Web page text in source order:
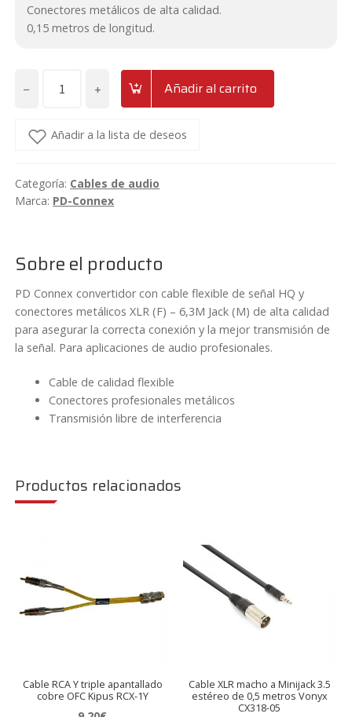
Conectores metálicos de alta calidad.
0,15 metros de longitud.
−
Hembra
6.3
metros
PD-
Connex
CX135
cantidad
+ Añadir al carrito
Añadir a la lista de deseos
Categoría: Cables de audio
Marca: PD-Connex
Sobre el producto
PD Connex convertidor con cable flexible de señal HQ y
conectores metálicos XLR (F) – 6,3M Jack (M) de alta calidad
para asegurar la correcta conexión y la mejor transmisión de
la señal. Para aplicaciones de audio profesionales.
Cable de calidad flexible
Conectores profesionales metálicos
Transmisión libre de interferencia
Productos relacionados
Cable RCA Y triple apantallado
cobre OFC Kipus RCX-1Y
Cable XLR macho a Minijack 3.5
estéreo de 0,5 metros Vonyx
CX318-05